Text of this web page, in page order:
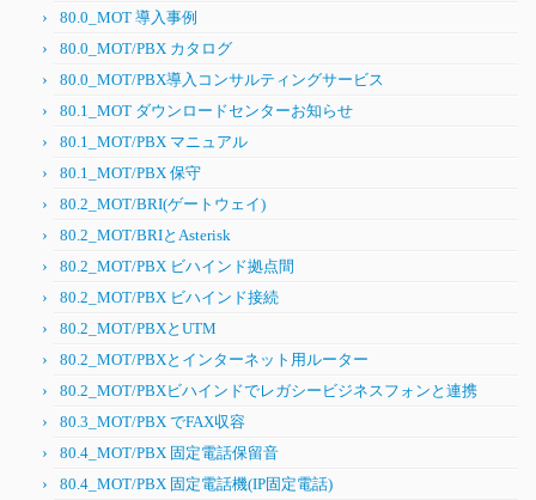
80.0_MOT 導入事例
80.0_MOT/PBX カタログ
80.0_MOT/PBX導入コンサルティングサービス
80.1_MOT ダウンロードセンターお知らせ
80.1_MOT/PBX マニュアル
80.1_MOT/PBX 保守
80.2_MOT/BRI(ゲートウェイ)
80.2_MOT/BRIとAsterisk
80.2_MOT/PBX ビハインド拠点間
80.2_MOT/PBX ビハインド接続
80.2_MOT/PBXとUTM
80.2_MOT/PBXとインターネット用ルーター
80.2_MOT/PBXビハインドでレガシービジネスフォンと連携
80.3_MOT/PBX でFAX収容
80.4_MOT/PBX 固定電話保留音
80.4_MOT/PBX 固定電話機(IP固定電話)